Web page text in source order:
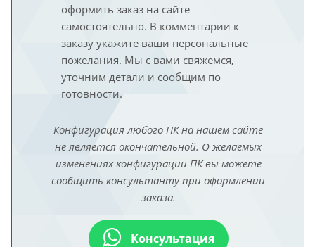
оформить заказ на сайте
самостоятельно. В комментарии к
заказу укажите ваши персональные
пожелания. Мы с вами свяжемся,
уточним детали и сообщим по
готовности.
Конфигурация любого ПК на нашем сайте
не является окончательной. О желаемых
изменениях конфигурации ПК вы можете
сообщить консультанту при оформлении
заказа.
Консультация